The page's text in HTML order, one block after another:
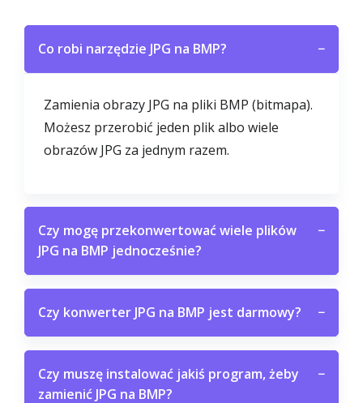
Co robi narzędzie JPG na BMP? −
Zamienia obrazy JPG na pliki BMP (bitmapa).
Możesz przerobić jeden plik albo wiele
obrazów JPG za jednym razem.
Czy mogę przekonwertować wiele plików
JPG na BMP jednocześnie?
−
Czy konwerter JPG na BMP jest darmowy? −
Czy muszę instalować jakiś program, żeby
zamienić JPG na BMP?
−